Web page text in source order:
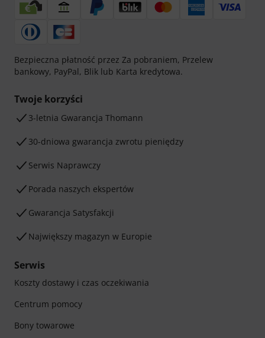
Bezpieczna płatność przez Za pobraniem, Przelew
bankowy, PayPal, Blik lub Karta kredytowa.
Twoje korzyści
3-letnia Gwarancja Thomann
30-dniowa gwarancja zwrotu pieniędzy
Serwis Naprawczy
Porada naszych ekspertów
Gwarancja Satysfakcji
Największy magazyn w Europie
Serwis
Koszty dostawy i czas oczekiwania
Centrum pomocy
Bony towarowe